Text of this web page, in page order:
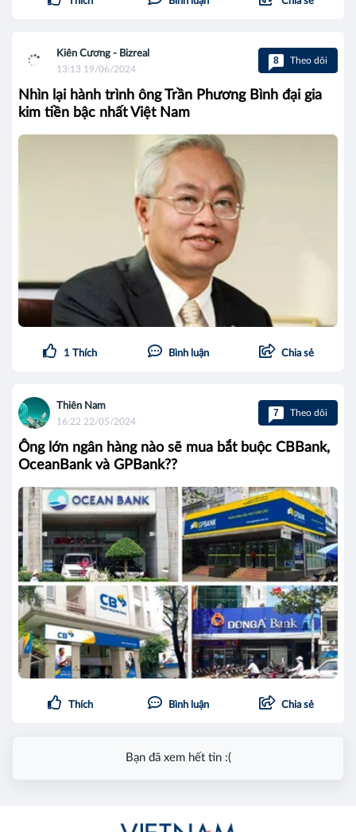
Kiên Cương - Bizreal
13:13 19/06/2024
8 Theo dõi
Nhìn lại hành trình ông Trần Phương Bình đại gia
kim tiền bậc nhất Việt Nam
1 Thích Bình luận Chia sẻ
Thiên Nam
16:22 22/05/2024
7 Theo dõi
Ông lớn ngân hàng nào sẽ mua bắt buộc CBBank,
OceanBank và GPBank??
Thích Bình luận Chia sẻ
Bạn đã xem hết tin :(